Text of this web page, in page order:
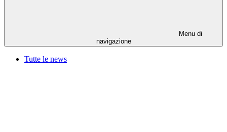
Menu di
navigazione
Tutte le news